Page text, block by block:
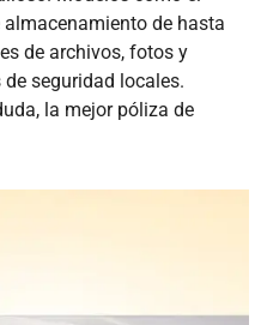
de hasta
de archivos, fotos y
seguridad locales.
la mejor póliza de